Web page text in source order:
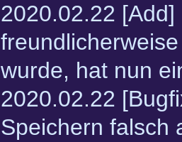
2020.02.22
wurde, hat nun
2020.02.22
Speichern falsch